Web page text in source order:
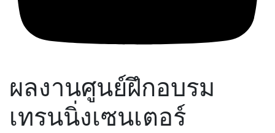
ผลงานศูนย์ฝึกอบรม
เทรนนิ่งเซนเตอร์